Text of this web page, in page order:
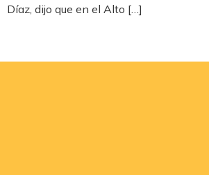
Díaz, dijo que en el Alto […]